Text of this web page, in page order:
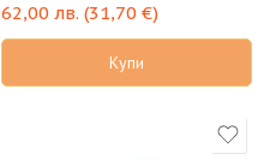
62,00 лв. (31,70 €)
Купи